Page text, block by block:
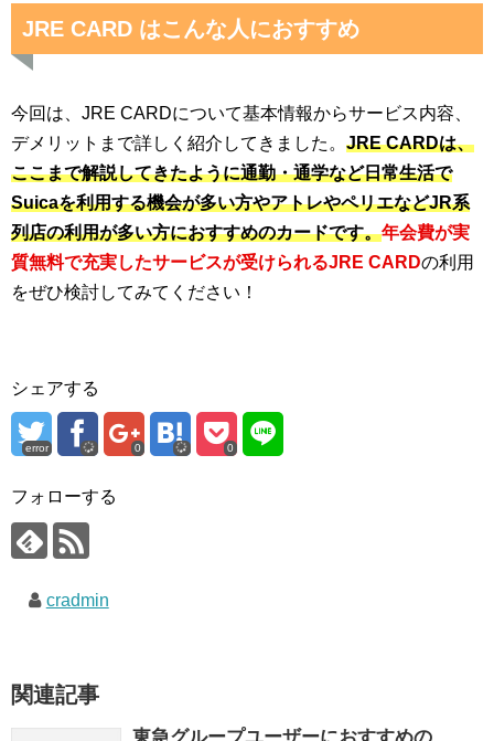
JRE CARD はこんな人におすすめ
今回は、JRE CARDについて基本情報からサービス内容、
デメリットまで詳しく紹介してきました。 JRE CARDは、
ここまで解説してきたように通勤・通学など日常生活で
Suicaを利用する機会が多い方やアトレやペリエなどJR系
列店の利用が多い方におすすめのカードです。年会費が実
質無料で充実したサービスが受けられるJRE CARDの利用
をぜひ検討してみてください！
シェアする
error 0 0
フォローする
cradmin
関連記事